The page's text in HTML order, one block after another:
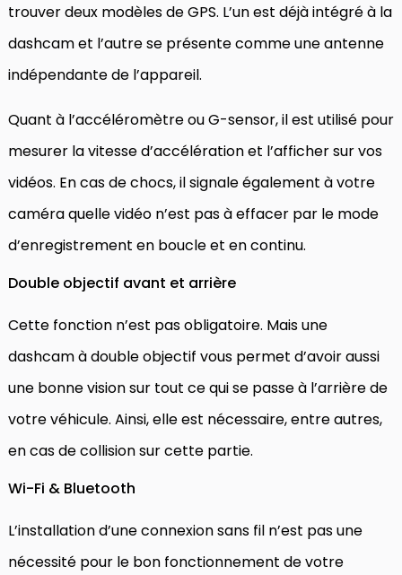
trouver deux modèles de GPS. L’un est déjà intégré à la
dashcam et l’autre se présente comme une antenne
indépendante de l’appareil.
Quant à l’accéléromètre ou G-sensor, il est utilisé pour
mesurer la vitesse d’accélération et l’afficher sur vos
vidéos. En cas de chocs, il signale également à votre
caméra quelle vidéo n’est pas à effacer par le mode
d’enregistrement en boucle et en continu.
Double objectif avant et arrière
Cette fonction n’est pas obligatoire. Mais une
dashcam à double objectif vous permet d’avoir aussi
une bonne vision sur tout ce qui se passe à l’arrière de
votre véhicule. Ainsi, elle est nécessaire, entre autres,
en cas de collision sur cette partie.
Wi-Fi & Bluetooth
L’installation d’une connexion sans fil n’est pas une
nécessité pour le bon fonctionnement de votre